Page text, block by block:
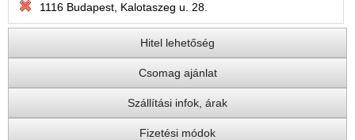
1116 Budapest, Kalotaszeg u. 28.
Hitel lehetőség
Csomag ajánlat
Szállítási infok, árak
Fizetési módok